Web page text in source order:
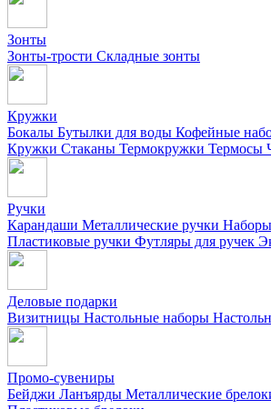
Зонты
Зонты-трости Складные зонты
Кружки
Бокалы Бутылки для воды Кофейные
Кружки Стаканы Термокружки Термосы
Ручки
Карандаши Металлические ручки
Пластиковые ручки Футляры для ручек
Деловые подарки
Визитницы Настольные наборы
Промо-сувениры
Бейджи Ланъярды Металлические